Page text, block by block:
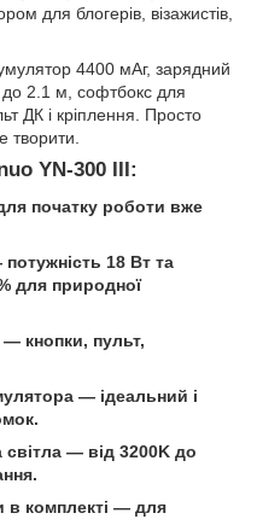
для блогерів, візажистів,
4400 мАг, зарядний
до 2.1 м, софтбокс для
ДК і кріплення. Просто
творити.
YN-300 III:
початку роботи вже
18 Вт та
для природної
кнопки, пульт,
— ідеальний і
— від 3200K до
в комплекті — для